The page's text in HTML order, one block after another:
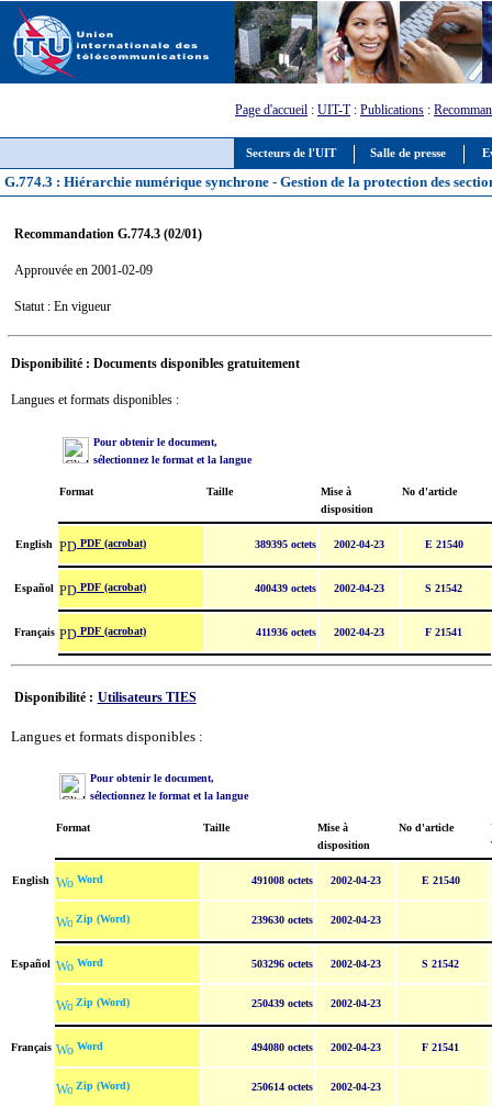
Secteurs de l'UIT Salle de presse
Page d'accueil : UIT-T: Publications :
G.774.3 : Hiérarchie numérique synchrone - Gestion de la protection des
Recommandation G.774.3 (02/01)
Approuvée en 2001-02-09
Statut : En vigueur
Disponibilité : Documents disponibles gratuitement
Langues et formats disponibles :
Pour obtenir le document,
sélectionnez le format et la langue
Format Taille
Mise à
disposition
No d'article
English PDF (acrobat) 389395 octets 2002-04-23 E 21540
Español PDF (acrobat) 400439 octets 2002-04-23 S 21542
Français PDF (acrobat) 411936 octets 2002-04-23 F 21541
Disponibilité : Utilisateurs TIES
Langues et formats disponibles :
Pour obtenir le document,
sélectionnez le format et la langue
Format Taille
Mise à
disposition
No d'article
English Word 491008 octets 2002-04-23 E 21540
Zip (Word) 239630 octets 2002-04-23
Español Word 503296 octets 2002-04-23 S 21542
Zip (Word) 250439 octets 2002-04-23
Français Word 494080 octets 2002-04-23 F 21541
Zip (Word) 250614 octets 2002-04-23